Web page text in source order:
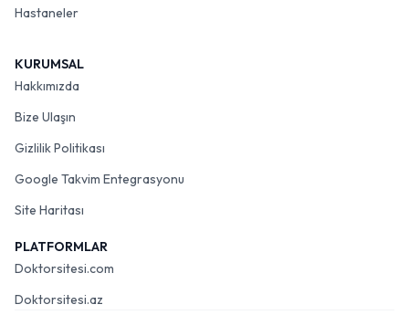
Hastaneler
KURUMSAL
Hakkımızda
Bize Ulaşın
Gizlilik Politikası
Google Takvim Entegrasyonu
Site Haritası
PLATFORMLAR
Doktorsitesi.com
Doktorsitesi.az